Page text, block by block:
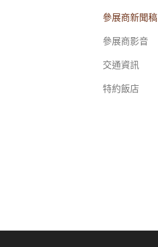
參展商新聞稿
參展商影音
交通資訊
特約飯店